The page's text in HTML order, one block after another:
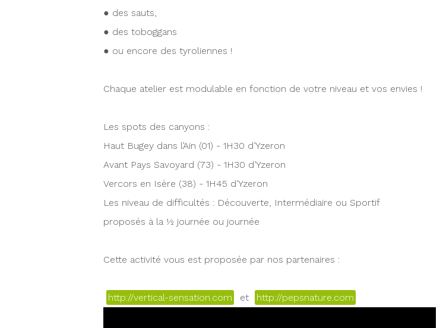
● des sauts,
● des toboggans
● ou encore des tyroliennes !
Chaque atelier est modulable en fonction de votre niveau et vos envies !
Les spots des canyons :
Haut Bugey dans l’Ain (01) - 1H30 d’Yzeron
Avant Pays Savoyard (73) - 1H30 d’Yzeron
Vercors en Isère (38) - 1H45 d’Yzeron
Les niveau de difficultés : Découverte, Intermédiaire ou Sportif
proposés à la ½ journée ou journée
Cette activité vous est proposée par nos partenaires :
http://vertical-sensation.com et http://pepsnature.com